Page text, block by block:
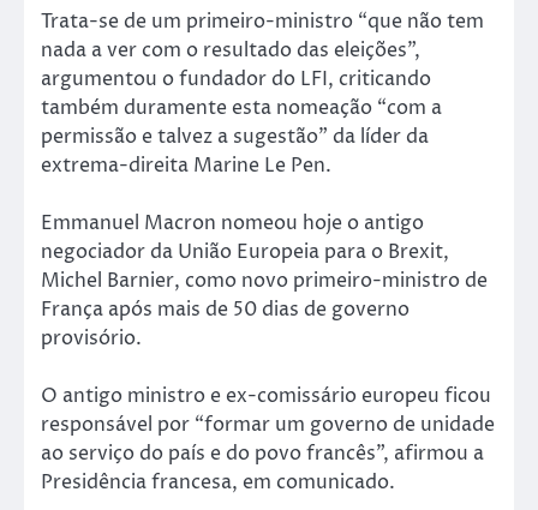
Trata-se de um primeiro-ministro “que não tem
nada a ver com o resultado das eleições”,
argumentou o fundador do LFI, criticando
também duramente esta nomeação “com a
permissão e talvez a sugestão” da líder da
extrema-direita Marine Le Pen.
Emmanuel Macron nomeou hoje o antigo
negociador da União Europeia para o Brexit,
Michel Barnier, como novo primeiro-ministro de
França após mais de 50 dias de governo
provisório.
O antigo ministro e ex-comissário europeu ficou
responsável por “formar um governo de unidade
ao serviço do país e do povo francês”, afirmou a
Presidência francesa, em comunicado.